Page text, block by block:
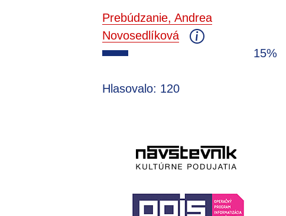
Prebúdzanie, Andrea
Novosedlíková
15%
Hlasovalo: 120